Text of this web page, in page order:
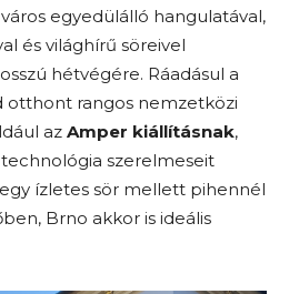
egyedülálló hangulatával,
és világhírű söreivel
hétvégére. Ráadásul a
otthont rangos nemzetközi
az Amper kiállításnak,
szerelmeseit
ízletes sör mellett pihennél
Brno akkor is ideális